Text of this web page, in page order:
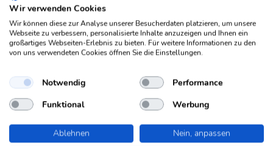
Völlegefühl satt (4)
zufrieden satt (4)
Anagramme
Für die Antwort "satt" gibt es aktuell ein Anagramm in
der Datenbank. Pro Anagramm zeigen wir dir eine
passende Beispiel-Lösung an. Wenn du alle Lösungen
Wir verwenden Cookies
Wir können diese zur Analyse unserer Besucherdaten platzieren, um unsere
Webseite zu verbessern, personalisierte Inhalte anzuzeigen und Ihnen ein
großartiges Webseiten-Erlebnis zu bieten. Für weitere Informationen zu den
von uns verwendeten Cookies öffnen Sie die Einstellungen.
Notwendig
Performance
Funktional
Werbung
Ablehnen
Nein, anpassen